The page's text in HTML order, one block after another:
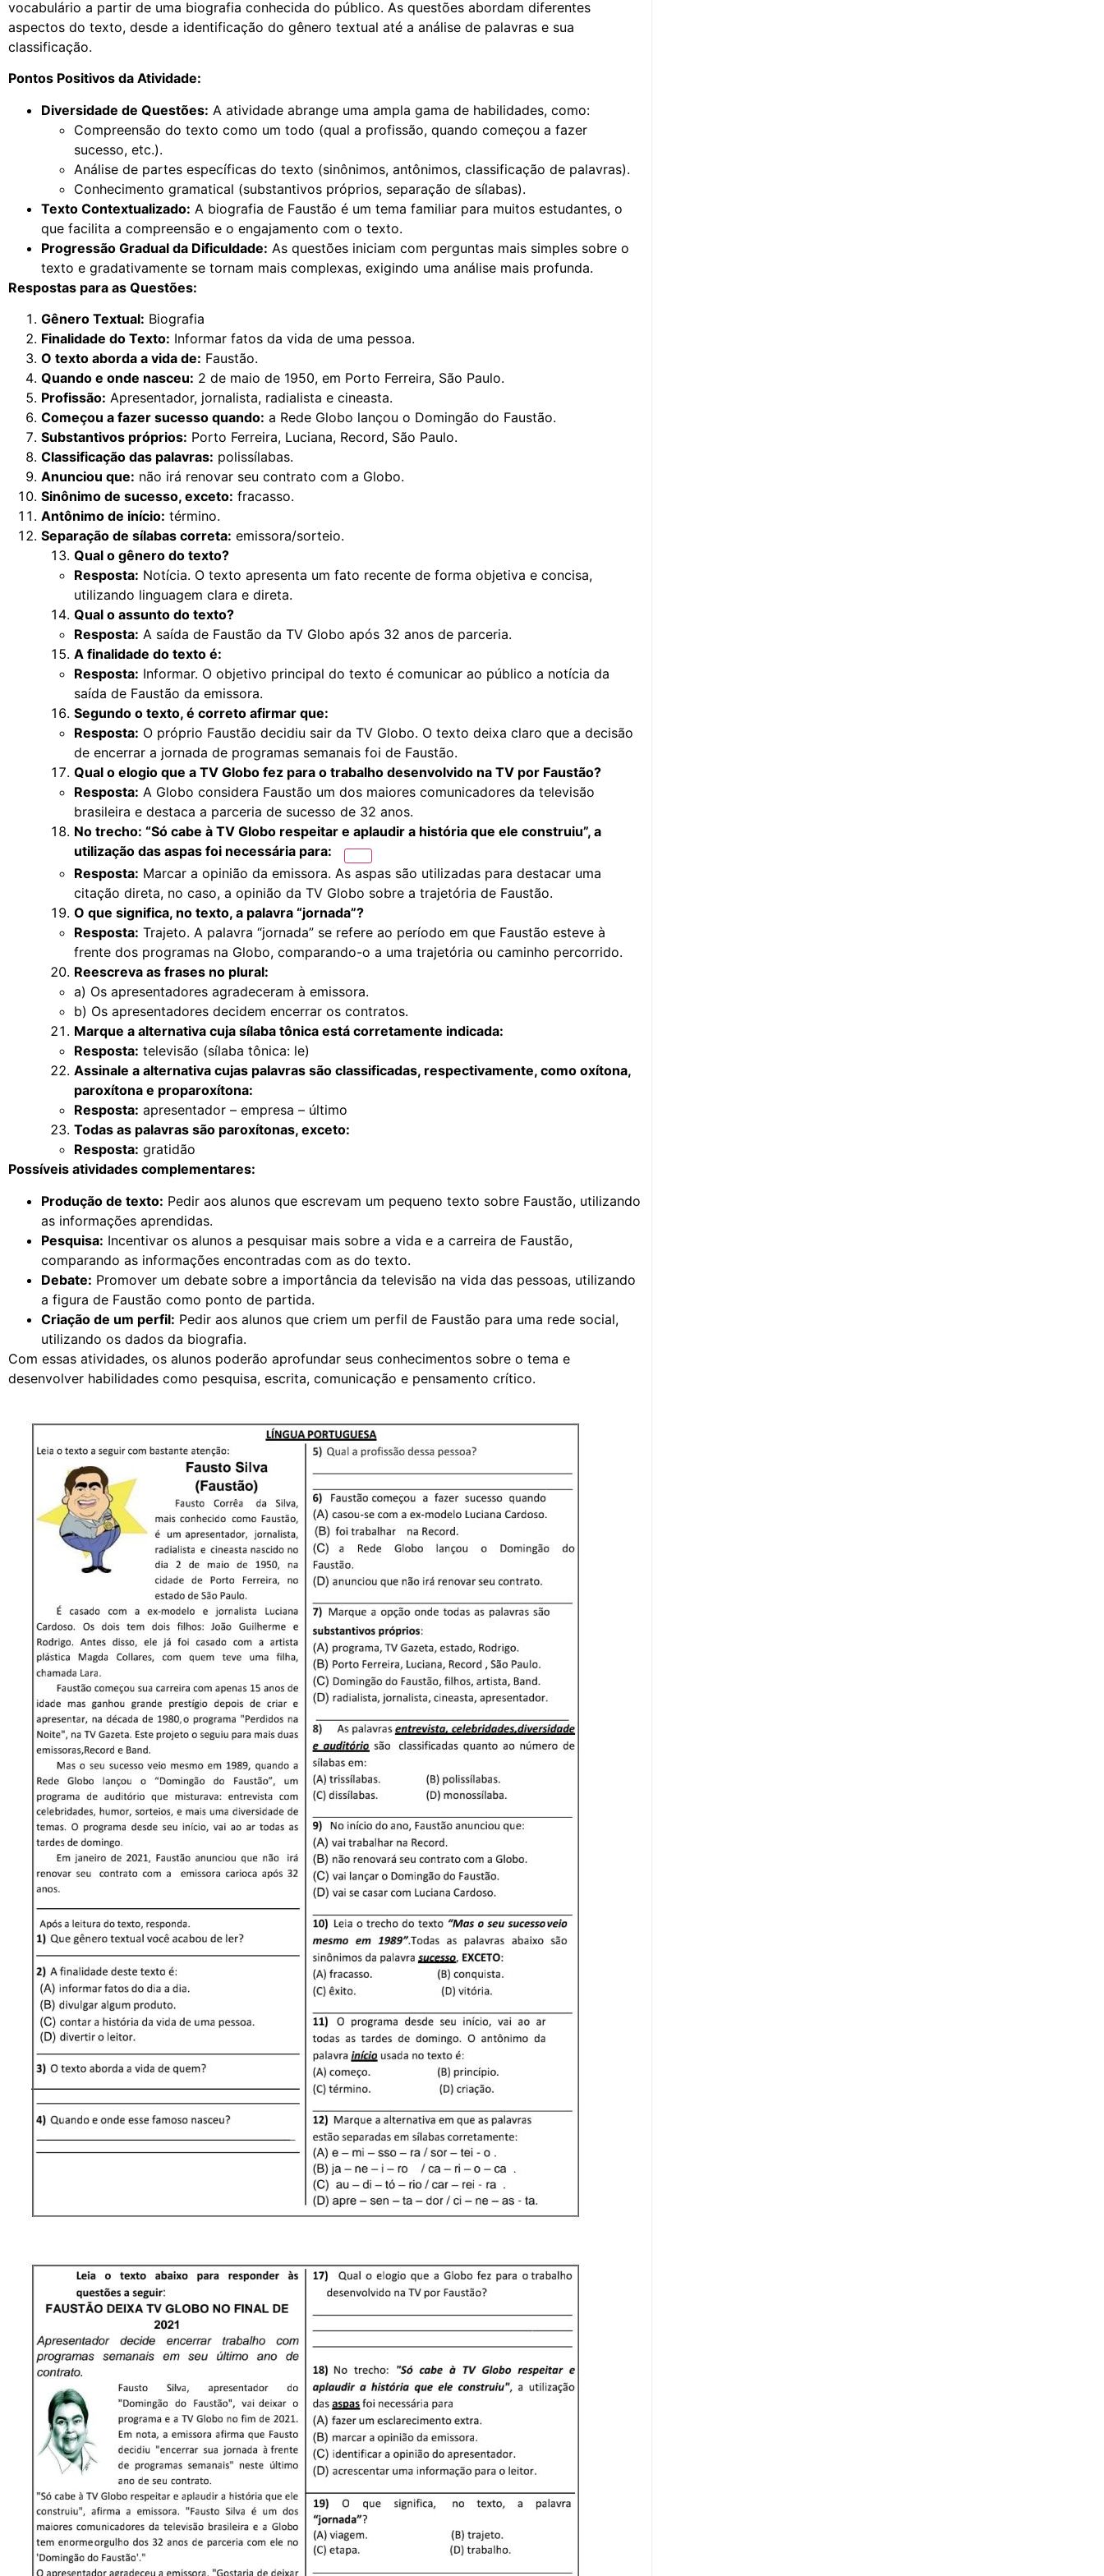
vocabulário a partir de uma biografia conhecida do público. As questões abordam diferentes
aspectos do texto, desde a identificação do gênero textual até a análise de palavras e sua
classificação.
Pontos Positivos da Atividade:
Diversidade de Questões: A atividade abrange uma ampla gama de habilidades, como:
Compreensão do texto como um todo (qual a profissão, quando começou a fazer
sucesso, etc.).
Análise de partes específicas do texto (sinônimos, antônimos, classificação de palavras).
Conhecimento gramatical (substantivos próprios, separação de sílabas).
Texto Contextualizado: A biografia de Faustão é um tema familiar para muitos estudantes, o
que facilita a compreensão e o engajamento com o texto.
Progressão Gradual da Dificuldade: As questões iniciam com perguntas mais simples sobre o
texto e gradativamente se tornam mais complexas, exigindo uma análise mais profunda.
Respostas para as Questões:
Gênero Textual: Biografia
Finalidade do Texto: Informar fatos da vida de uma pessoa.
O texto aborda a vida de: Faustão.
Quando e onde nasceu: 2 de maio de 1950, em Porto Ferreira, São Paulo.
Profissão: Apresentador, jornalista, radialista e cineasta.
Começou a fazer sucesso quando: a Rede Globo lançou o Domingão do Faustão.
Substantivos próprios: Porto Ferreira, Luciana, Record, São Paulo.
Classificação das palavras: polissílabas.
Anunciou que: não irá renovar seu contrato com a Globo.
Sinônimo de sucesso, exceto: fracasso.
Antônimo de início: término.
Separação de sílabas correta: emissora/sorteio.
Qual o gênero do texto?
Resposta: Notícia. O texto apresenta um fato recente de forma objetiva e concisa,
utilizando linguagem clara e direta.
Qual o assunto do texto?
Resposta: A saída de Faustão da TV Globo após 32 anos de parceria.
A finalidade do texto é:
Resposta: Informar. O objetivo principal do texto é comunicar ao público a notícia da
saída de Faustão da emissora.
Segundo o texto, é correto afirmar que:
Resposta: O próprio Faustão decidiu sair da TV Globo. O texto deixa claro que a decisão
de encerrar a jornada de programas semanais foi de Faustão.
Qual o elogio que a TV Globo fez para o trabalho desenvolvido na TV por Faustão?
Resposta: A Globo considera Faustão um dos maiores comunicadores da televisão
brasileira e destaca a parceria de sucesso de 32 anos.
No trecho: “Só cabe à TV Globo respeitar e aplaudir a história que ele construiu”, a
utilização das aspas foi necessária para:
Resposta: Marcar a opinião da emissora. As aspas são utilizadas para destacar uma
citação direta, no caso, a opinião da TV Globo sobre a trajetória de Faustão.
O que significa, no texto, a palavra “jornada”?
Resposta: Trajeto. A palavra “jornada” se refere ao período em que Faustão esteve à
frente dos programas na Globo, comparando-o a uma trajetória ou caminho percorrido.
Reescreva as frases no plural:
a) Os apresentadores agradeceram à emissora.
b) Os apresentadores decidem encerrar os contratos.
Marque a alternativa cuja sílaba tônica está corretamente indicada:
Resposta: televisão (sílaba tônica: le)
Assinale a alternativa cujas palavras são classificadas, respectivamente, como oxítona,
paroxítona e proparoxítona:
Resposta: apresentador – empresa – último
Todas as palavras são paroxítonas, exceto:
Resposta: gratidão
Possíveis atividades complementares:
Produção de texto: Pedir aos alunos que escrevam um pequeno texto sobre Faustão, utilizando
as informações aprendidas.
Pesquisa: Incentivar os alunos a pesquisar mais sobre a vida e a carreira de Faustão,
comparando as informações encontradas com as do texto.
Debate: Promover um debate sobre a importância da televisão na vida das pessoas, utilizando
a figura de Faustão como ponto de partida.
Criação de um perfil: Pedir aos alunos que criem um perfil de Faustão para uma rede social,
utilizando os dados da biografia.
Com essas atividades, os alunos poderão aprofundar seus conhecimentos sobre o tema e
desenvolver habilidades como pesquisa, escrita, comunicação e pensamento crítico.